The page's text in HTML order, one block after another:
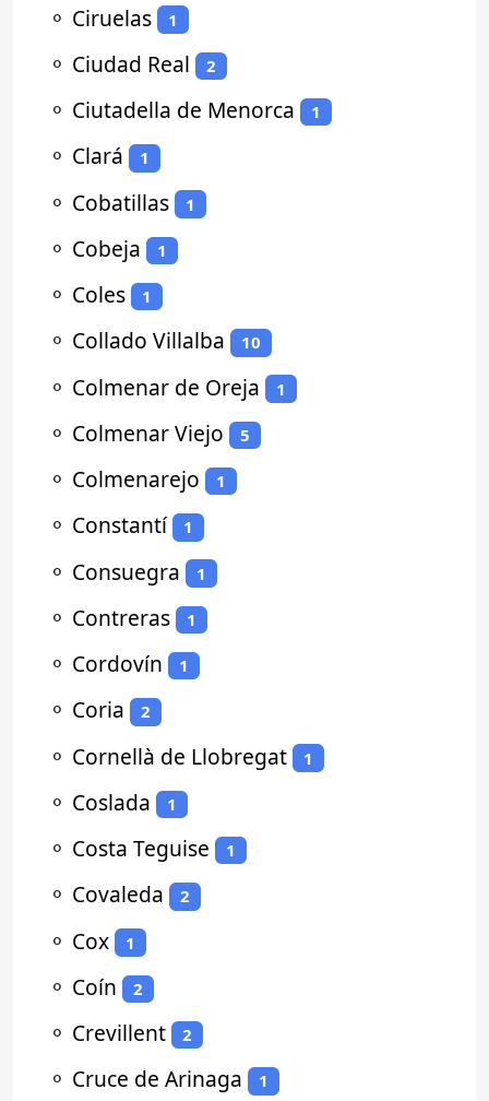
⚬ Ciruelas 1
⚬ Ciudad Real 2
⚬ Ciutadella de Menorca 1
⚬ Clará 1
⚬ Cobatillas 1
⚬ Cobeja 1
⚬ Coles 1
⚬ Collado Villalba 10
⚬ Colmenar de Oreja 1
⚬ Colmenar Viejo 5
⚬ Colmenarejo 1
⚬ Constantí 1
⚬ Consuegra 1
⚬ Contreras 1
⚬ Cordovín 1
⚬ Coria 2
⚬ Cornellà de Llobregat 1
⚬ Coslada 1
⚬ Costa Teguise 1
⚬ Covaleda 2
⚬ Cox 1
⚬ Coín 2
⚬ Crevillent 2
⚬ Cruce de Arinaga 1